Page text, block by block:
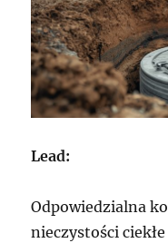
Lead:
Odpowiedzialna
nieczystości